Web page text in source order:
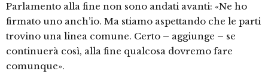
Parlamento alla fine non sono andati avanti: «Ne ho
firmato uno anch’io. Ma stiamo aspettando che le parti
trovino una linea comune. Certo – aggiunge – se
continuerà così, alla fine qualcosa dovremo fare
comunque».